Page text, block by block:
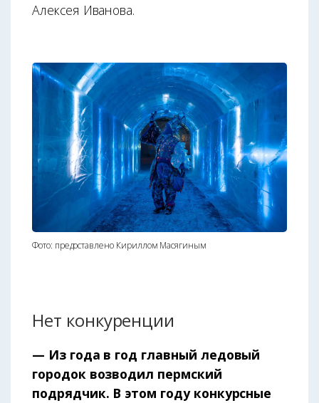
Алексея Иванова.
Фото: предоставлено Кириллом Масягиным
Нет конкуренции
— Из года в год главный ледовый
городок возводил пермский
подрядчик. В этом году конкурсные